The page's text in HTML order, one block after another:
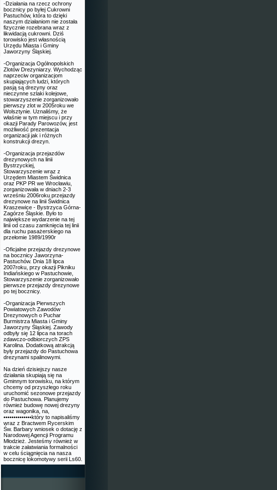
-Działania na rzecz ochrony
bocznicy po byłej Cukrowni
Pastuchów, która to dzięki
naszym działaniom nie została
fizycznie rozebrana wraz z
likwidacją cukrowni. Dziś
torowisko jest własnością
Urzędu Miasta i Gminy
Jaworzyny Śląskiej.
-Organizacja Ogólnopolskich
Zlotów Drezyniarzy. Wychodząc
naprzeciw organizacjom
skupiających ludzi, których
pasją są drezyny oraz
nieczynne szlaki kolejowe,
stowarzyszenie zorganizowało
pierwszy zlot w 2005roku we
Wolsztynie. Uznaliśmy, że
właśnie w tym miejscu i przy
okazji Parady Parowozów, jest
możliwość prezentacja
organizacji jak i różnych
konstrukcji drezyn.
-Organizacja przejazdów
drezynowych na linii
Bystrzyckiej,
Stowarzyszenie wraz z
Urzędem Miastem Świdnica
oraz PKP PR we Wrocławiu,
zorganizowała w dniach 2-3
wrześniu 2006roku przejazdy
drezynowe na linii Świdnica
Kraszewice - Bystrzyca Górna-
Zagórze Śląskie. Było to
największe wydarzenie na tej
linii od czasu zamknięcia tej linii
dla ruchu pasażerskiego na
przełomie 1989/1990r
-Oficjalne przejazdy drezynowe
na bocznicy Jaworzyna-
Pastuchów. Dnia 18 lipca
2007roku, przy okazji Pikniku
Indiańskiego w Pastuchowie,
Stowarzyszenie zorganizowało
pierwsze przejazdy drezynowe
po tej bocznicy.
-Organizacja Pierwszych
Powiatowych Zawodów
Drezynowych o Puchar
Burmistrza Miasta i Gminy
Jaworzyny Śląskiej. Zawody
odbyły się 12 lipca na torach
zdawczo-odbiorczych ZPS
Karolina. Dodatkową atrakcją
były przejazdy do Pastuchowa
drezynami spalinowymi.
Na dzień dzisiejszy nasze
działania skupiają się na
Gminnym torowisku, na którym
chcemy od przyszłego roku
uruchomić sezonowe przejazdy
do Pastuchowa. Planujemy
również budowę nowej drezyny
oraz wagonika, na,
••••••••••••••który to napisaliśmy
wraz z Bractwem Rycerskim
Św. Barbary wniosek o dotację z
Narodowej Agencji Programu
Młodzież. Jesteśmy również w
trakcie załatwiania formalności
w celu ściągnięcia na nasza
bocznicę lokomotywy serii Ls60.